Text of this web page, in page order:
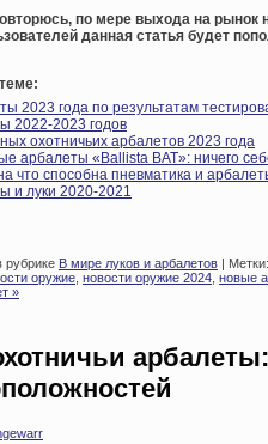
по мере выхода на рынок
данная статья будет
2023 года по результатам
2022-2023 годов
охотничьих арбалетов 2023 года
арбалеты «Ballista BAT»: ничего
что способна пневматика и
и луки 2020-2021
рубрике В мире луков и арбалетов | Метки:
оружие новости оружие 2024 новые
»